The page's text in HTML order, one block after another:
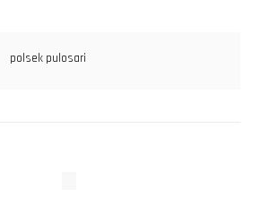
polsek pulosari